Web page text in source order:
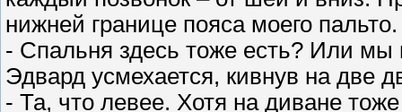
нижней границе пояса моего
- Спальня здесь тоже есть? Или мы
Эдвард усмехается, кивнув на две
- Та, что левее. Хотя на диване